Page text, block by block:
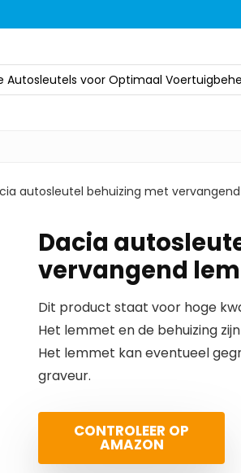
Autosleutels voor Optimaal
autosleutel behuizing met
Dacia
vervangend
Dit product staat voor hoge
Het lemmet en de behuizing
Het lemmet kan eventueel
graveur.
CONTROLEER OP
AMAZON